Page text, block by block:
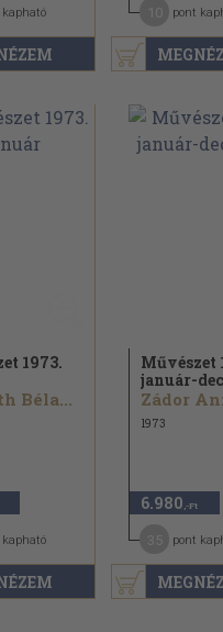
kapható pont
1973.
Béla...
kapható
Művészet
január-
Zádor
1973
6.980 ,-Ft
pont